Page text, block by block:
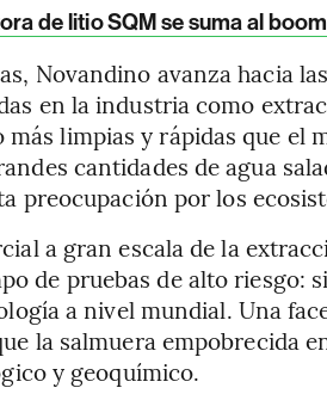
de litio SQM se suma al
Novandino avanza hacia
en la industria como
limpias y rápidas que el
cantidades de agua
preocupación por los
a gran escala de la
de pruebas de alto riesgo:
a nivel mundial. Una
la salmuera empobrecida
y geoquímico.